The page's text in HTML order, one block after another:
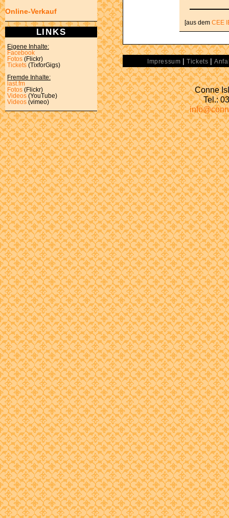
Online-Verkauf
LINKS
Eigene Inhalte:
Facebook
Fotos (Flickr)
Tickets (TixforGigs)
Fremde Inhalte:
last.fm
Fotos (Flickr)
Videos (YouTube)
Videos (vimeo)
[aus dem CEE
Impressum | Tickets |
Conne
Tel.: